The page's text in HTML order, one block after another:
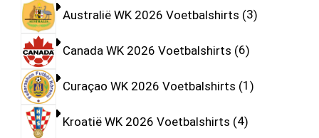
Australië WK 2026 Voetbalshirts 3
Canada WK 2026 Voetbalshirts 6
Curaçao WK 2026 Voetbalshirts 1
Kroatië WK 2026 Voetbalshirts 4